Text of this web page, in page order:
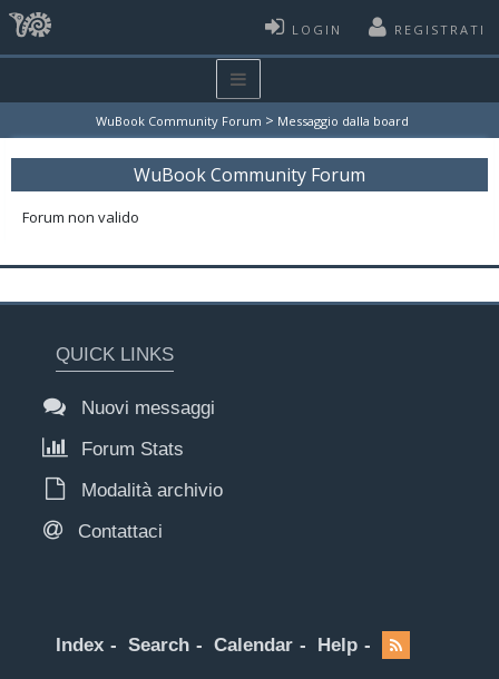
LOGIN REGISTRATI
WuBook Community Forum > Messaggio dalla board
WuBook Community Forum
Forum non valido
QUICK LINKS
Nuovi messaggi
Forum Stats
Modalità archivio
Contattaci
Index Search Calendar Help